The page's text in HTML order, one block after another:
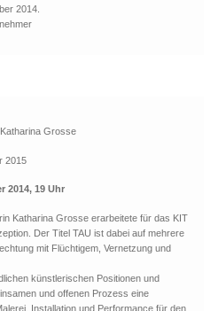
2014.
Grosse
2015
2014, 19 Uhr
Katharina Grosse erarbeitete für das KIT
Der Titel TAU ist dabei auf mehrere
mit Flüchtigem, Vernetzung und
künstlerischen Positionen und
und offenen Prozess eine
Installation und Performance für den